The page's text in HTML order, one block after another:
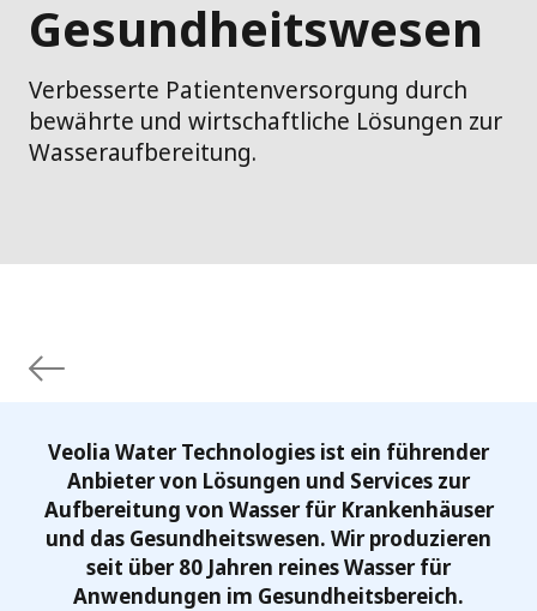
Gesundheitswesen
Verbesserte Patientenversorgung durch
bewährte und wirtschaftliche Lösungen zur
Wasseraufbereitung.
Veolia Water Technologies ist ein führender
Anbieter von Lösungen und Services zur
Aufbereitung von Wasser für Krankenhäuser
und das Gesundheitswesen. Wir produzieren
seit über 80 Jahren reines Wasser für
Anwendungen im Gesundheitsbereich.